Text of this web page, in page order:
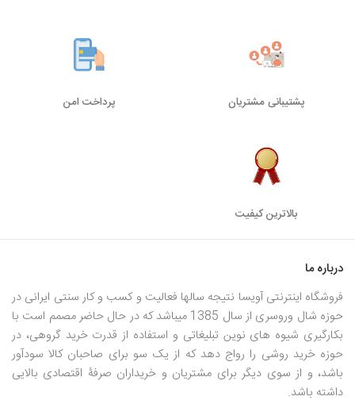
پشتیبانی مشتریان پرداخت امن
بالاترین کیفیت
درباره ما
فروشگاه اینترنتی آویسا نتیجه سالها فعالیت و کسب و کار سنتی ایرانی در
حوزه شال وروسری از سال 1385 میباشد که در حال حاضر مصمم است با
بکارگیری شیوه های نوین تبلیغاتی و استفاده از قدرت خرید گروهی، در
حوزه خرید روشی را رواج دهد که از یک سو برای صاحبان کالا سودآور
باشد، و از سوی دیگر برای مشتریان و خریداران صرفۀ اقتصادی بالایی
داشته باشد.